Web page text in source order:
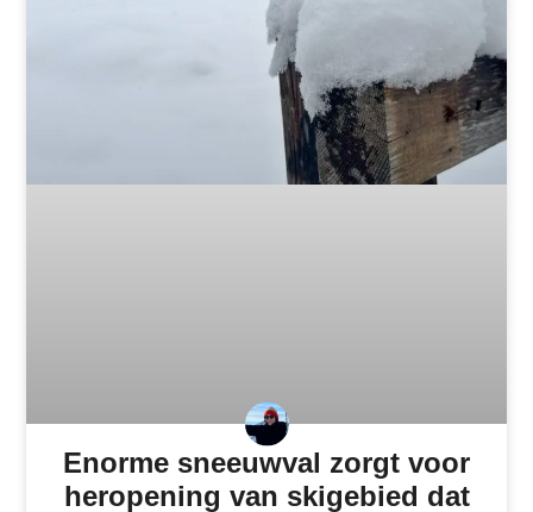
Enorme sneeuwval zorgt voor
heropening van skigebied dat